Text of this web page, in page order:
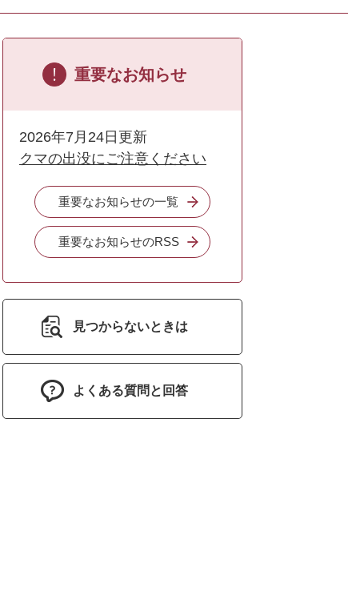
を
く
重要なお知らせ
2026年7月24日更新
クマの出没にご注意ください
重要なお知らせの一覧
重要なお知らせのRSS
見つからないときは
よくある質問と回答